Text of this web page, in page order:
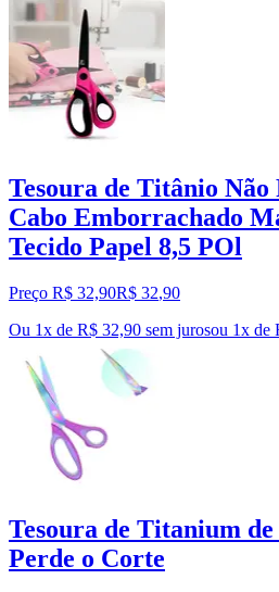
Tesoura de Titânio Não
Cabo Emborrachado
Tecido Papel 8,5 POl
Preço R$ 32,90R$ 32,90
Ou 1x de R$ 32,90 sem jurosou 1x de
Tesoura de Titanium
Perde o Corte